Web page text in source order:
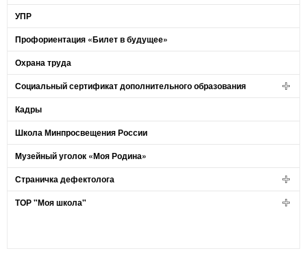
УПР
Профориентация «Билет в будущее»
Охрана труда
Социальный сертификат дополнительного образования
Кадры
Школа Минпросвещения России
Музейный уголок «Моя Родина»
Страничка дефектолога
ТОР "Моя школа"